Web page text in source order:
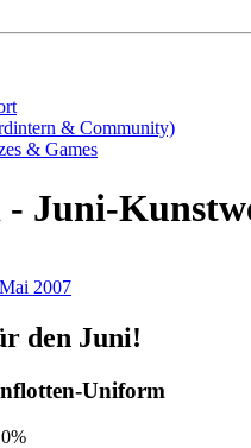
& Community)
& Games
- Juni-
2007
den Juni!
Uniform